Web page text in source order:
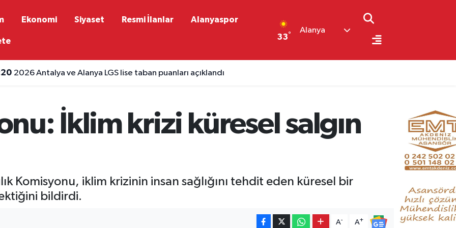
Ekonomi Siyaset Resmi İlanlar Alanyaspor
33°
Alanya
2026 Antalya ve Alanya LGS lise taban puanları açıklandı
İklim krizi küresel salgın
Komisyonu, iklim krizinin insan sağlığını tehdit eden küresel bir
bildirdi.
A- A+